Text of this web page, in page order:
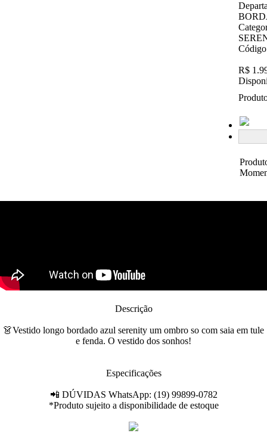
R$
Descrição
👗Vestido longo bordado azul serenity um ombro so com saia em tule
e fenda. O vestido dos sonhos!
Especificações
📲 DÚVIDAS WhatsApp: (19) 99899-0782
*Produto sujeito a disponibilidade de estoque